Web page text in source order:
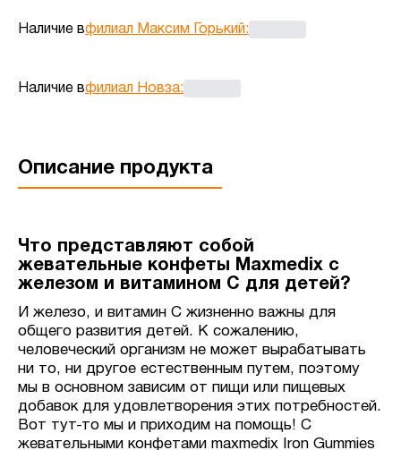
Наличие вфилиал Максим Горький:
Наличие вфилиал Новза:
Описание продукта
Что представляют собой
жевательные конфеты Maxmedix с
железом и витамином С для детей?
И железо, и витамин С жизненно важны для
общего развития детей. К сожалению,
человеческий организм не может вырабатывать
ни то, ни другое естественным путем, поэтому
мы в основном зависим от пищи или пищевых
добавок для удовлетворения этих потребностей.
Вот тут-то мы и приходим на помощь! С
жевательными конфетами maxmedix Iron Gummies